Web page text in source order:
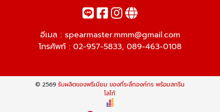
อีเมล : spearmaster.mmm@gmail.com
โทรศัพท์ : 02-957-5833, 089-463-0108
© 2569 รับผลิตของพรีเมียม ของที่ระลึกองค์กร พร้อมสกรีน
โลโก้